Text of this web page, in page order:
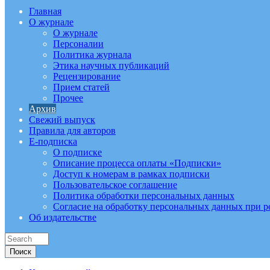
Главная
О журнале
О журнале
Персоналии
Политика журнала
Этика научных публикаций
Рецензирование
Прием статей
Прочее
Архив
Свежий выпуск
Правила для авторов
E-подписка
О подписке
Описание процесса оплаты «Подписки»
Доступ к номерам в рамках подписки
Пользовательское соглашение
Политика обработки персональных данных
Согласие на обработку персональных данных при
Об издательстве